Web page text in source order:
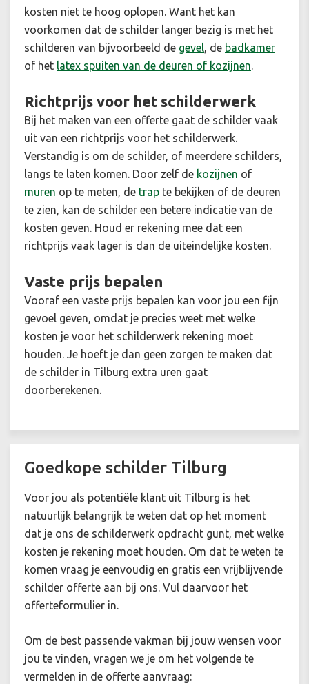
kosten niet te hoog oplopen. Want het kan
voorkomen dat de schilder langer bezig is met het
schilderen van bijvoorbeeld de gevel, de badkamer
of het latex spuiten van de deuren of kozijnen.
Richtprijs voor het schilderwerk
Bij het maken van een offerte gaat de schilder vaak
uit van een richtprijs voor het schilderwerk.
Verstandig is om de schilder, of meerdere schilders,
langs te laten komen. Door zelf de kozijnen of
muren op te meten, de trap te bekijken of de deuren
te zien, kan de schilder een betere indicatie van de
kosten geven. Houd er rekening mee dat een
richtprijs vaak lager is dan de uiteindelijke kosten.
Vaste prijs bepalen
Vooraf een vaste prijs bepalen kan voor jou een fijn
gevoel geven, omdat je precies weet met welke
kosten je voor het schilderwerk rekening moet
houden. Je hoeft je dan geen zorgen te maken dat
de schilder in Tilburg extra uren gaat
doorberekenen.
Goedkope schilder Tilburg
Voor jou als potentiële klant uit Tilburg is het
natuurlijk belangrijk te weten dat op het moment
dat je ons de schilderwerk opdracht gunt, met welke
kosten je rekening moet houden. Om dat te weten te
komen vraag je eenvoudig en gratis een vrijblijvende
schilder offerte aan bij ons. Vul daarvoor het
offerteformulier in.
Om de best passende vakman bij jouw wensen voor
jou te vinden, vragen we je om het volgende te
vermelden in de offerte aanvraag: